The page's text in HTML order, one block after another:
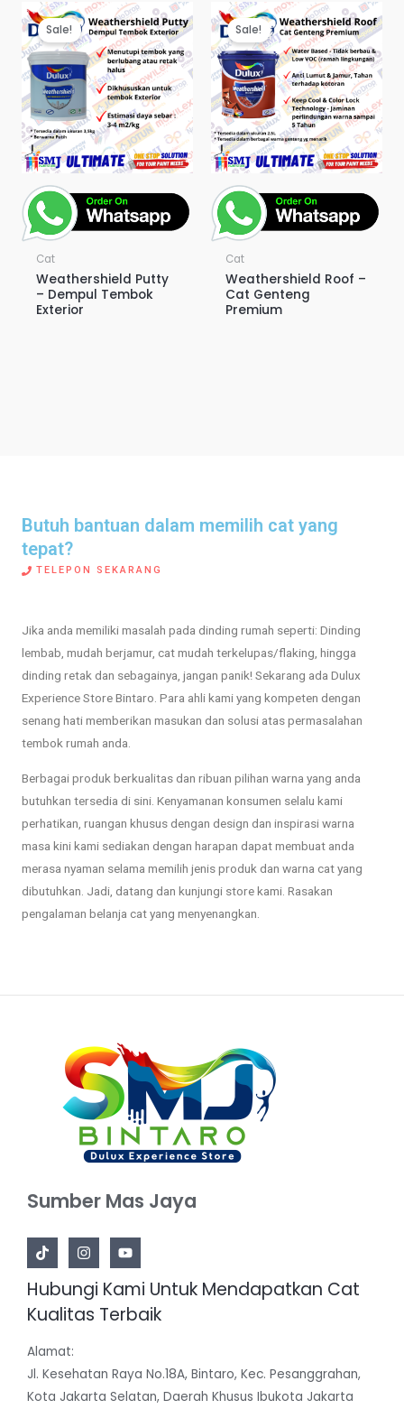
Sale!
Cat
Weathershield Putty
– Dempul Tembok
Exterior
Sale!
Cat
Weathershield Roof –
Cat Genteng
Premium
Butuh bantuan dalam memilih cat yang
tepat?​
TELEPON SEKARANG
Jika anda memiliki masalah pada dinding rumah seperti: Dinding
lembab, mudah berjamur, cat mudah terkelupas/flaking, hingga
dinding retak dan sebagainya, jangan panik! Sekarang ada Dulux
Experience Store Bintaro. Para ahli kami yang kompeten dengan
senang hati memberikan masukan dan solusi atas permasalahan
tembok rumah anda.
Berbagai produk berkualitas dan ribuan pilihan warna yang anda
butuhkan tersedia di sini. Kenyamanan konsumen selalu kami
perhatikan, ruangan khusus dengan design dan inspirasi warna
masa kini kami sediakan dengan harapan dapat membuat anda
merasa nyaman selama memilih jenis produk dan warna cat yang
dibutuhkan. Jadi, datang dan kunjungi store kami. Rasakan
pengalaman belanja cat yang menyenangkan.
Sumber Mas Jaya
Hubungi Kami Untuk Mendapatkan Cat
Kualitas Terbaik
Alamat:
Jl. Kesehatan Raya No.18A, Bintaro, Kec. Pesanggrahan,
Kota Jakarta Selatan, Daerah Khusus Ibukota Jakarta